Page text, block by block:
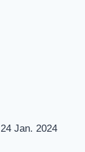
24 Jan. 2024